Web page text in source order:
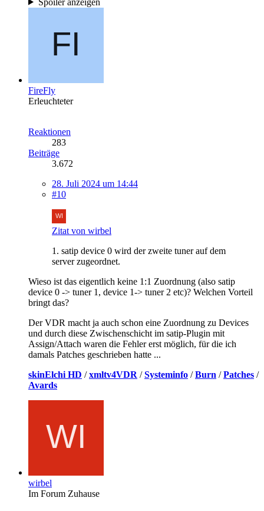
FireFly
Erleuchteter
Reaktionen
283
Beiträge
3.672
28. Juli 2024 um 14:44
#10
Zitat von wirbel
1. satip device 0 wird der zweite tuner auf dem
server zugeordnet.
Wieso ist das eigentlich keine 1:1 Zuordnung (also satip
device 0 -> tuner 1, device 1-> tuner 2 etc)? Welchen Vorteil
bringt das?
Der VDR macht ja auch schon eine Zuordnung zu Devices
und durch diese Zwischenschicht im satip-Plugin mit
Assign/Attach waren die Fehler erst möglich, für die ich
damals Patches geschrieben hatte ...
skinElchi HD /xmltv4VDR /Systeminfo /Burn /Patches /
Avards
wirbel
Im Forum Zuhause